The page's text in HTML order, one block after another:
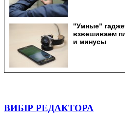
ВИБІР РЕДАКТОРА